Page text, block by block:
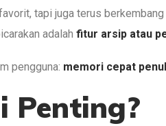
tapi juga terus
adalah fitur arsip atau
pengguna: memori cepat
Penting?